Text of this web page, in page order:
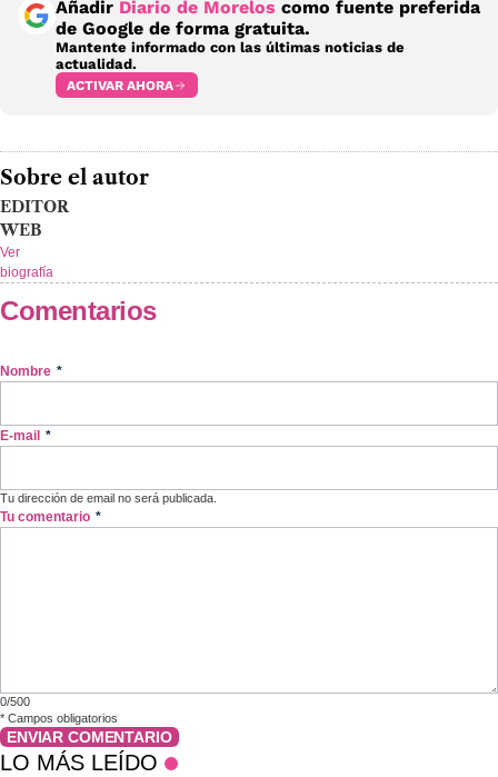
Añadir Diario de Morelos como fuente preferida
de Google de forma gratuita.
Mantente informado con las últimas noticias de
actualidad.
ACTIVAR AHORA
Sobre el autor
EDITOR
WEB
Ver
biografía
Comentarios
Nombre *
E-mail *
Tu dirección de email no será publicada.
Tu comentario *
0/500
* Campos obligatorios
ENVIAR COMENTARIO
LO MÁS LEÍDO